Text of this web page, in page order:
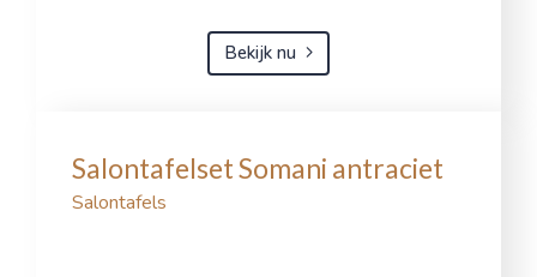
Bekijk nu
Salontafelset Somani antraciet
Salontafels